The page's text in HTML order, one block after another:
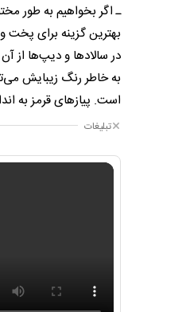
ـ اگر بخواهیم به طور
بهترین گزینه برای پخت
در سالادها و دیپ‌ها از
به خاطر رنگ زیبایش
است. پیاز‌های قرمز به
تبلیغات